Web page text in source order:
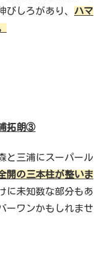
びしろがあり、 ハマ
拓朗③
と三浦にスーパール
開の三本柱が整いま
に未知数な部分もあ
ーワンかもしれませ